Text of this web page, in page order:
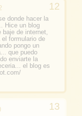
donde hacer la
Hice un blog
baje de internet,
el formulario de
pongo un
que puedo
enviarte la
el blog es